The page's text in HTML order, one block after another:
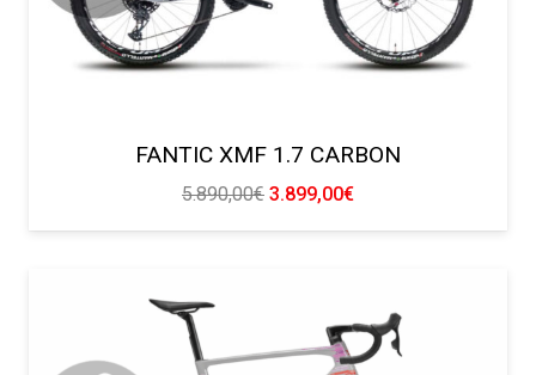
FANTIC XMF 1.7 CARBON
5.890,00€ El
precio
5.890,00€.
3.899,00€El
precio
3.899,00€.